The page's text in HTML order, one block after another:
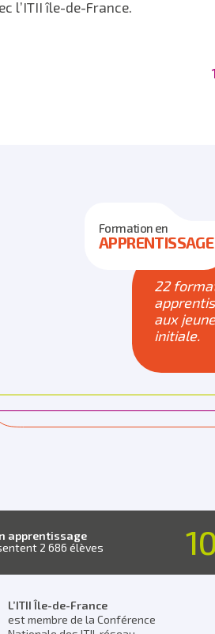
l’ITII île-de-France.
Formation en
APPRENTISSAGE
22
aux
initiale.
apprentissage
2 686 élèves
L’ITII Île-de-France
est membre de la Conférence